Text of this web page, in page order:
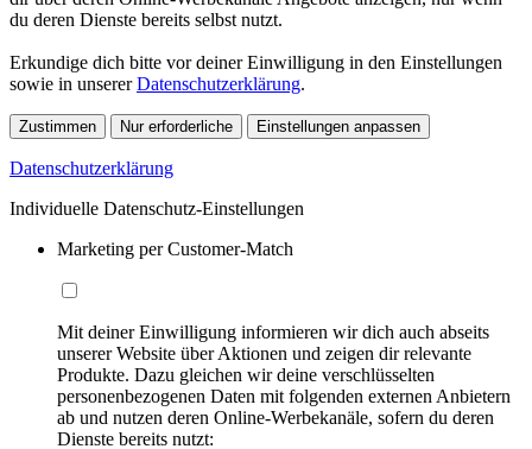
du deren Dienste bereits selbst nutzt.
Erkundige dich bitte vor deiner Einwilligung in den Einstellungen
sowie in unsererDatenschutzerklärung.
Zustimmen Nur erforderliche Einstellungen anpassen
Datenschutzerklärung
Individuelle Datenschutz-Einstellungen
Marketing per Customer-Match
Mit deiner Einwilligung informieren wir dich auch abseits
unserer Website über Aktionen und zeigen dir relevante
Produkte. Dazu gleichen wir deine verschlüsselten
personenbezogenen Daten mit folgenden externen Anbietern
ab und nutzen deren Online-Werbekanäle, sofern du deren
Dienste bereits nutzt: